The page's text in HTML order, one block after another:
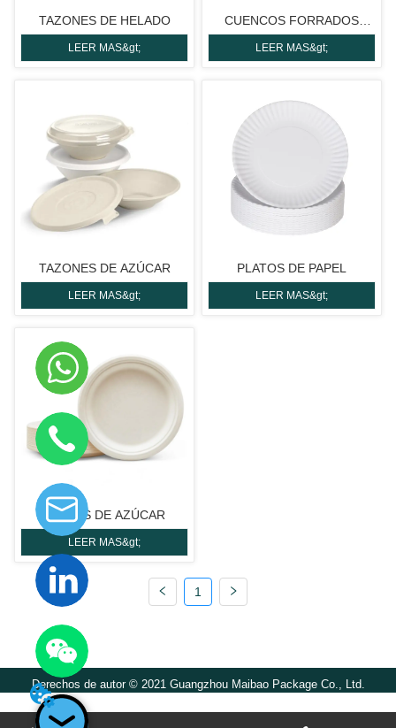
TAZONES DE HELADO
LEER MAS&gt;
CUENCOS FORRADOS
LISOS
LEER MAS&gt;
TAZONES DE AZÚCAR
LEER MAS&gt;
PLATOS DE PAPEL
LEER MAS&gt;
PLATOS DE AZÚCAR
LEER MAS&gt;
1
Derechos de autor © 2021 Guangzhou Maibao Package Co., Ltd.